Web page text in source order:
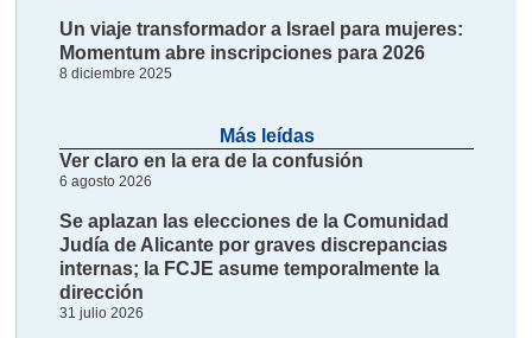
Un viaje transformador a Israel para mujeres:
Momentum abre inscripciones para 2026
8 diciembre 2025
Más leídas
Ver claro en la era de la confusión
6 agosto 2026
Se aplazan las elecciones de la Comunidad
Judía de Alicante por graves discrepancias
internas; la FCJE asume temporalmente la
dirección
31 julio 2026